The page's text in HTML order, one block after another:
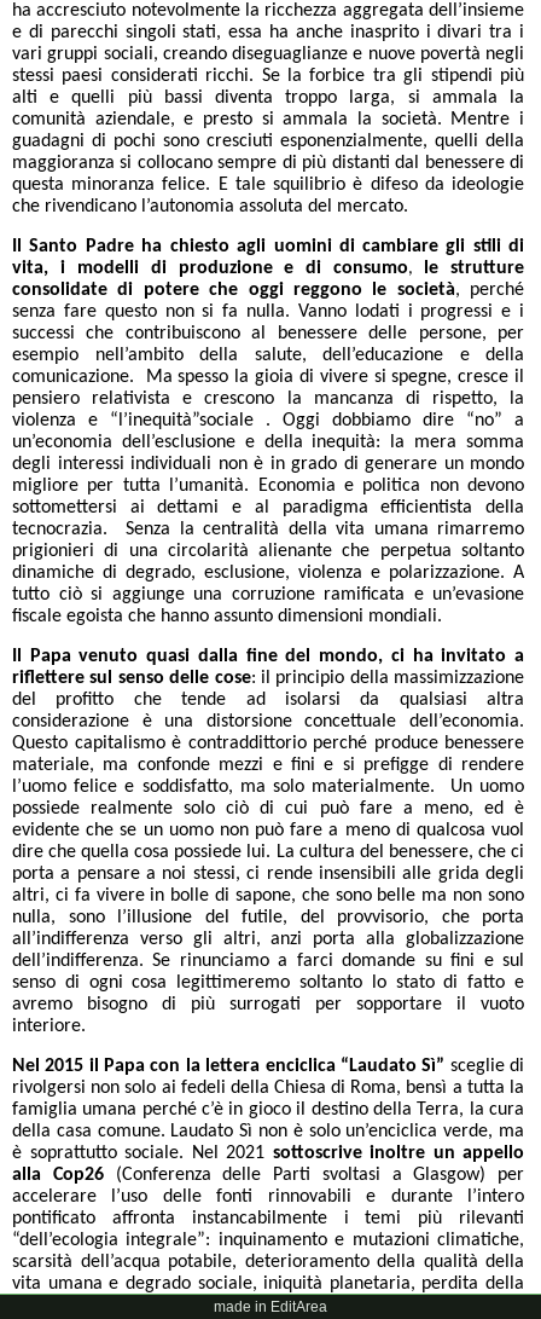
ha accresciuto notevolmente la ricchezza aggregata dell’insieme
e di parecchi singoli stati, essa ha anche inasprito i divari tra i
vari gruppi sociali, creando diseguaglianze e nuove povertà negli
stessi paesi considerati ricchi. Se la forbice tra gli stipendi più
alti e quelli più bassi diventa troppo larga, si ammala la
comunità aziendale, e presto si ammala la società. Mentre i
guadagni di pochi sono cresciuti esponenzialmente, quelli della
maggioranza si collocano sempre di più distanti dal benessere di
questa minoranza felice. E tale squilibrio è difeso da ideologie
che rivendicano l’autonomia assoluta del mercato.
Il Santo Padre ha chiesto agli uomini di cambiare gli stili di
vita, i modelli di produzione e di consumo,
le strutture
consolidate di potere che oggi reggono le società, perché
senza fare questo non si fa nulla. Vanno lodati i progressi e i
successi che contribuiscono al benessere delle persone, per
esempio nell’ambito della salute, dell’educazione e della
comunicazione. Ma spesso la gioia di vivere si spegne, cresce il
pensiero relativista e crescono la mancanza di rispetto, la
violenza e “l’inequità”sociale . Oggi dobbiamo dire “no” a
un’economia dell’esclusione e della inequità: la mera somma
degli interessi individuali non è in grado di generare un mondo
migliore per tutta l’umanità. Economia e politica non devono
sottomettersi ai dettami e al paradigma efficientista della
tecnocrazia. Senza la centralità della vita umana rimarremo
prigionieri di una circolarità alienante che perpetua soltanto
dinamiche di degrado, esclusione, violenza e polarizzazione. A
tutto ciò si aggiunge una corruzione ramificata e un’evasione
fiscale egoista che hanno assunto dimensioni mondiali.
Il Papa venuto quasi dalla fine del mondo, ci ha invitato a
riflettere sul senso delle cose: il principio della massimizzazione
del profitto che tende ad isolarsi da qualsiasi altra
considerazione è una distorsione concettuale dell’economia.
Questo capitalismo è contraddittorio perché produce benessere
materiale, ma confonde mezzi e fini e si prefigge di rendere
l’uomo felice e soddisfatto, ma solo materialmente. Un uomo
possiede realmente solo ciò di cui può fare a meno, ed è
evidente che se un uomo non può fare a meno di qualcosa vuol
dire che quella cosa possiede lui. La cultura del benessere, che ci
porta a pensare a noi stessi, ci rende insensibili alle grida degli
altri, ci fa vivere in bolle di sapone, che sono belle ma non sono
nulla, sono l’illusione del futile, del provvisorio, che porta
all’indifferenza verso gli altri, anzi porta alla globalizzazione
dell’indifferenza. Se rinunciamo a farci domande su fini e sul
senso di ogni cosa legittimeremo soltanto lo stato di fatto e
avremo bisogno di più surrogati per sopportare il vuoto
interiore.
Nel 2015 il Papa con la lettera enciclica “Laudato Sì” sceglie di
rivolgersi non solo ai fedeli della Chiesa di Roma, bensì a tutta la
famiglia umana perché c’è in gioco il destino della Terra, la cura
della casa comune. Laudato Sì non è solo un’enciclica verde, ma
è soprattutto sociale. Nel 2021 sottoscrive inoltre un appello
alla Cop26(Conferenza delle Parti svoltasi a Glasgow) per
accelerare l’uso delle fonti rinnovabili e durante l’intero
pontificato affronta instancabilmente i temi più rilevanti
“dell’ecologia integrale”: inquinamento e mutazioni climatiche,
scarsità dell’acqua potabile, deterioramento della qualità della
vita umana e degrado sociale, iniquità planetaria, perdita della
biodiversità, perdita dei ghiacciai, innalzamento del livello dei
made in EditArea